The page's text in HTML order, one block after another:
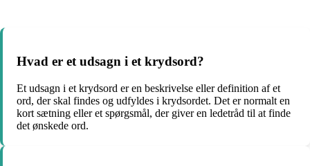
Hvad er et udsagn i et krydsord?
Et udsagn i et krydsord er en beskrivelse eller definition af et
ord, der skal findes og udfyldes i krydsordet. Det er normalt en
kort sætning eller et spørgsmål, der giver en ledetråd til at finde
det ønskede ord.